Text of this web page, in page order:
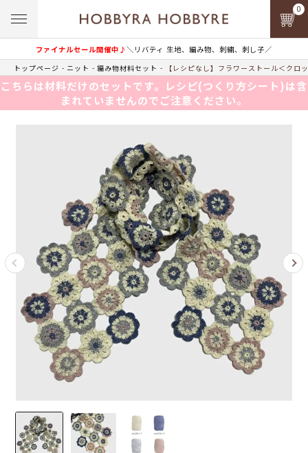
ファイナルセール開催中♪＼リバティ 生地、編み物、刺繍、刺し子／
0
トップページ ニット 編み物材料セット 【レシピなし】フラワーストール＜クロ
こちらは材料だけのセットです。レシピ(つくり方シート)は含
まれていませんのでご注意ください。